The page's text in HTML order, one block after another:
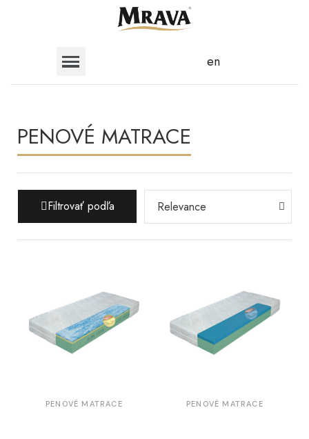
en
PENOVÉ MATRACE
Filtrovať podľa
PENOVÉ MATRACE PENOVÉ MATRACE